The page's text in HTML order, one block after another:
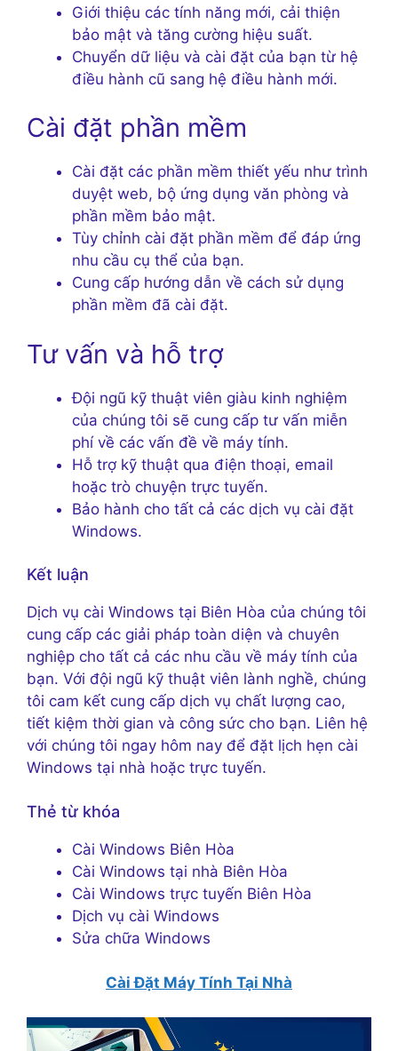
Giới thiệu các tính năng mới, cải thiện
bảo mật và tăng cường hiệu suất.
Chuyển dữ liệu và cài đặt của bạn từ hệ
điều hành cũ sang hệ điều hành mới.
Cài đặt phần mềm
Cài đặt các phần mềm thiết yếu như trình
duyệt web, bộ ứng dụng văn phòng và
phần mềm bảo mật.
Tùy chỉnh cài đặt phần mềm để đáp ứng
nhu cầu cụ thể của bạn.
Cung cấp hướng dẫn về cách sử dụng
phần mềm đã cài đặt.
Tư vấn và hỗ trợ
Đội ngũ kỹ thuật viên giàu kinh nghiệm
của chúng tôi sẽ cung cấp tư vấn miễn
phí về các vấn đề về máy tính.
Hỗ trợ kỹ thuật qua điện thoại, email
hoặc trò chuyện trực tuyến.
Bảo hành cho tất cả các dịch vụ cài đặt
Windows.
Kết luận
Dịch vụ cài Windows tại Biên Hòa của chúng tôi
cung cấp các giải pháp toàn diện và chuyên
nghiệp cho tất cả các nhu cầu về máy tính của
bạn. Với đội ngũ kỹ thuật viên lành nghề, chúng
tôi cam kết cung cấp dịch vụ chất lượng cao,
tiết kiệm thời gian và công sức cho bạn. Liên hệ
với chúng tôi ngay hôm nay để đặt lịch hẹn cài
Windows tại nhà hoặc trực tuyến.
Thẻ từ khóa
Cài Windows Biên Hòa
Cài Windows tại nhà Biên Hòa
Cài Windows trực tuyến Biên Hòa
Dịch vụ cài Windows
Sửa chữa Windows
Cài Đặt Máy Tính Tại Nhà